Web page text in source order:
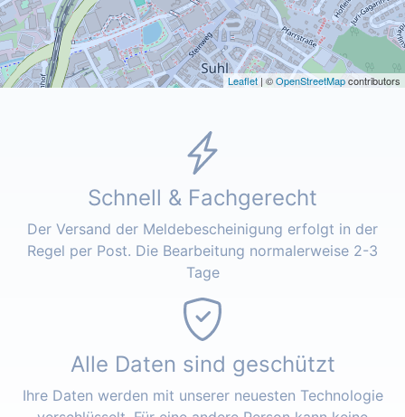
Leaflet | ©OpenStreetMapcontributors
Schnell & Fachgerecht
Der Versand der Meldebescheinigung erfolgt in der
Regel per Post. Die Bearbeitung normalerweise 2-3
Tage
Alle Daten sind geschützt
Ihre Daten werden mit unserer neuesten Technologie